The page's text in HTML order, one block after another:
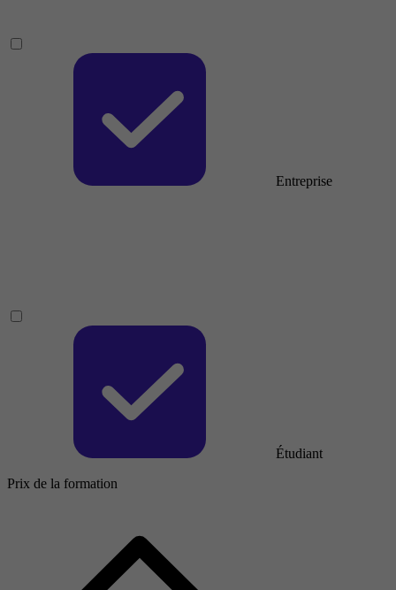
Entreprise
Étudiant
Prix de la formation